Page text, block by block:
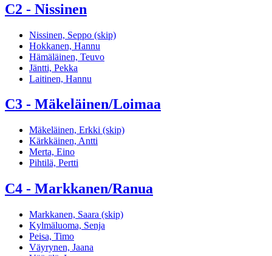
C2 - Nissinen
Nissinen, Seppo (skip)
Hokkanen, Hannu
Hämäläinen, Teuvo
Jäntti, Pekka
Laitinen, Hannu
C3 - Mäkeläinen/Loimaa
Mäkeläinen, Erkki (skip)
Kärkkäinen, Antti
Merta, Eino
Pihtilä, Pertti
C4 - Markkanen/Ranua
Markkanen, Saara (skip)
Kylmäluoma, Senja
Peisa, Timo
Väyrynen, Jaana